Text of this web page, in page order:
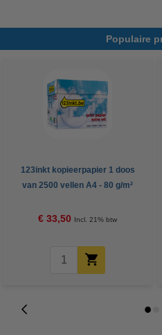
Populaire
123inkt kopieerpapier 1 doos
van 2500 vellen A4 - 80 g/m²
€ 33,50 Incl. 21% btw